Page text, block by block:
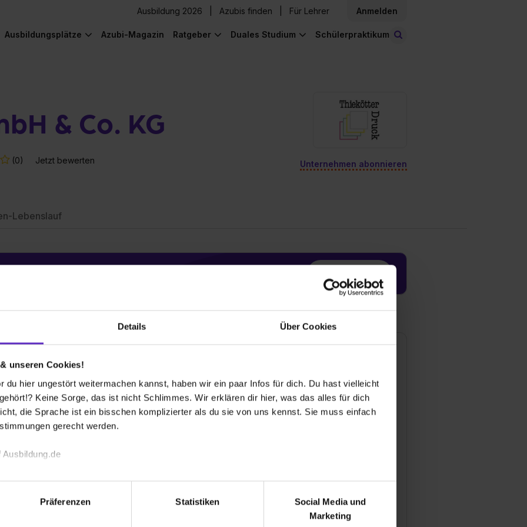
Details Über Cookies
unseren Cookies!
du hier ungestört weitermachen kannst, haben wir ein paar Infos für dich. Du hast vielleicht
Keine Sorge, das ist nicht Schlimmes. Wir erklären dir hier, was das alles für dich
die Sprache ist ein bisschen komplizierter als du sie von uns kennst. Sie muss einfach
gerecht werden.
Funktion unserer Webseite („Notwendig“), um von dir bei Benutzung der
zu speichern ( „Präferenzen“), die Zugriffe auf unsere Webseite zu analysieren
zu deiner Verwendung unserer Website an unsere Partner für soziale Medien, Werbung
um Inhalte und Anzeigen zu personalisieren („Social Media und Marketing“). Unsere
Präferenzen Statistiken
Social Media und
Marketing
Ausbildung 2026 Azubis finden Für Lehrer Anmelden
Ausbildungsplätze Azubi-Magazin Ratgeber Duales Studium Schülerpraktikum
& Co. KG
(0) Jetzt bewerten Unternehmen abonnieren
Lebenslauf
An der Kleimannbrücke 32
48157 Münster
0251141460
Mitarbeiter
Co. KG
mittleren Auflagen aus dem Qualitätssegment.
Schichtbetrieb.